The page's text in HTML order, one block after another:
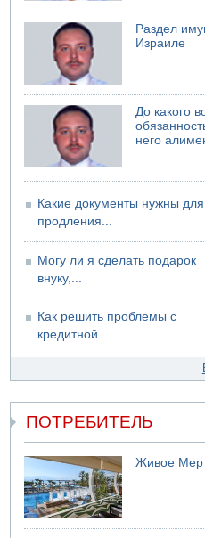
Недалеко от Бейт-Шемеша
07.08.2026 06:24
Саудовская Аравия
Раздел
Израиле
До какого
него
Какие документы нужны для
продления...
Могу ли я сделать подарок
внуку,...
Как решить проблемы с
кредитной...
ПОТРЕБИТЕЛЬ
Живое